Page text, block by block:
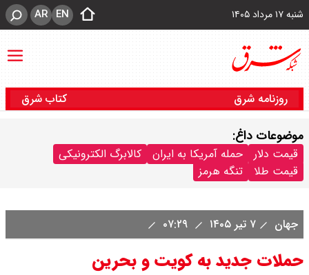
شنبه ۱۷ مرداد ۱۴۰۵ EN
AR
روزنامه شرق کتاب شرق
موضوعات داغ:
قیمت دلار حمله آمریکا به ایران
کالابرگ الکترونیکی
قیمت طلا
تنگه هرمز
جهان ۷ تیر ۱۴۰۵
حملات جدید به کویت و بحرین